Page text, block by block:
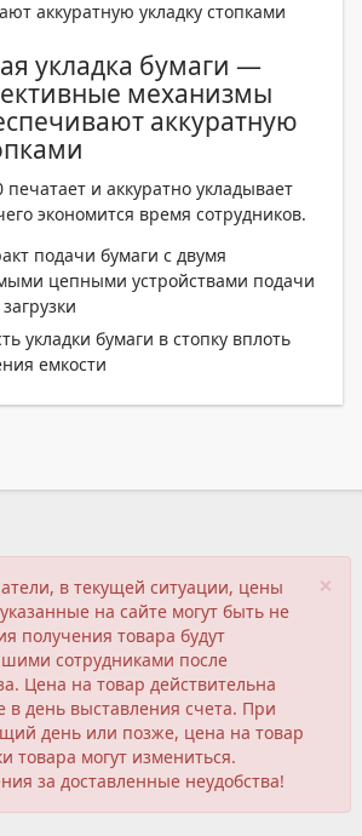
аккуратную укладку стопками
укладка бумаги —
механизмы
аккуратную
и аккуратно укладывает
экономится время сотрудников.
подачи бумаги с двумя
цепными устройствами подачи
укладки бумаги в стопку вплоть
емкости
×
в текущей ситуации, цены
на сайте могут быть не
получения товара будут
сотрудниками после
Цена на товар действительна
в день выставления счета. При
день или позже, цена на товар
товара могут измениться.
за доставленные неудобства!